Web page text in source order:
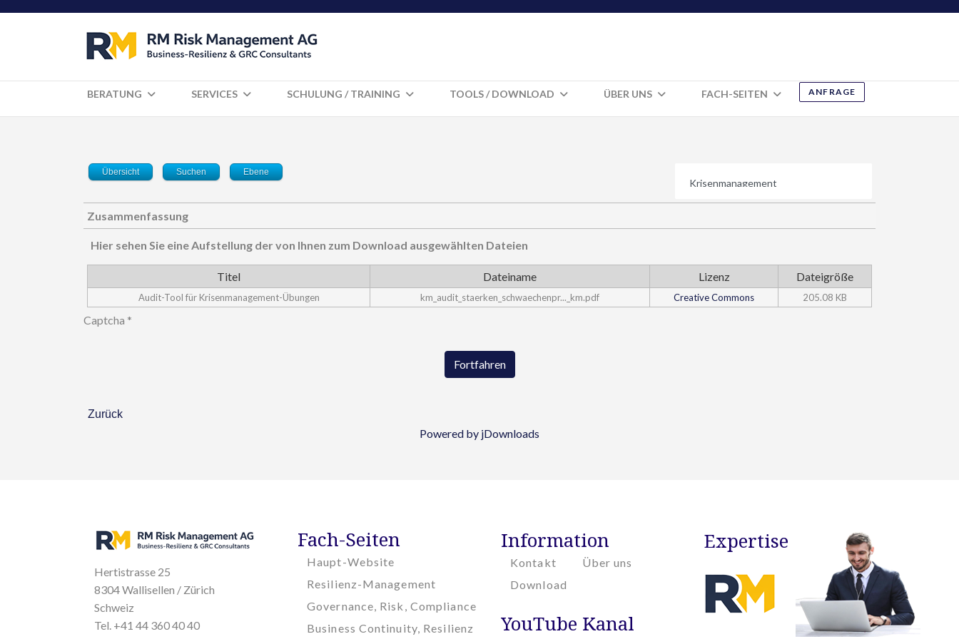
ANFRAGE
BERATUNG SERVICES SCHULUNG / TRAINING TOOLS / DOWNLOAD ÜBER UNS FACH-SEITEN
Übersicht Suchen Ebene
Zusammenfassung
Hier sehen Sie eine Aufstellung der von Ihnen zum Download ausgewählten Dateien
Titel Dateiname Lizenz Dateigröße
Audit-Tool für Krisenmanagement-Übungen km_audit_staerken_schwaechenpr..._km.pdf Creative Commons 205.08 KB
Captcha *
Fortfahren
Zurück
Powered by jDownloads
Hertistrasse 25
8304 Wallisellen / Zürich
Schweiz
Tel. +41 44 360 40 40
Fach-Seiten
Haupt-Website
Resilienz-Management
Governance, Risk, Compliance
Business Continuity, Resilienz
Information
Kontakt
Über uns
Download
YouTube Kanal
Expertise